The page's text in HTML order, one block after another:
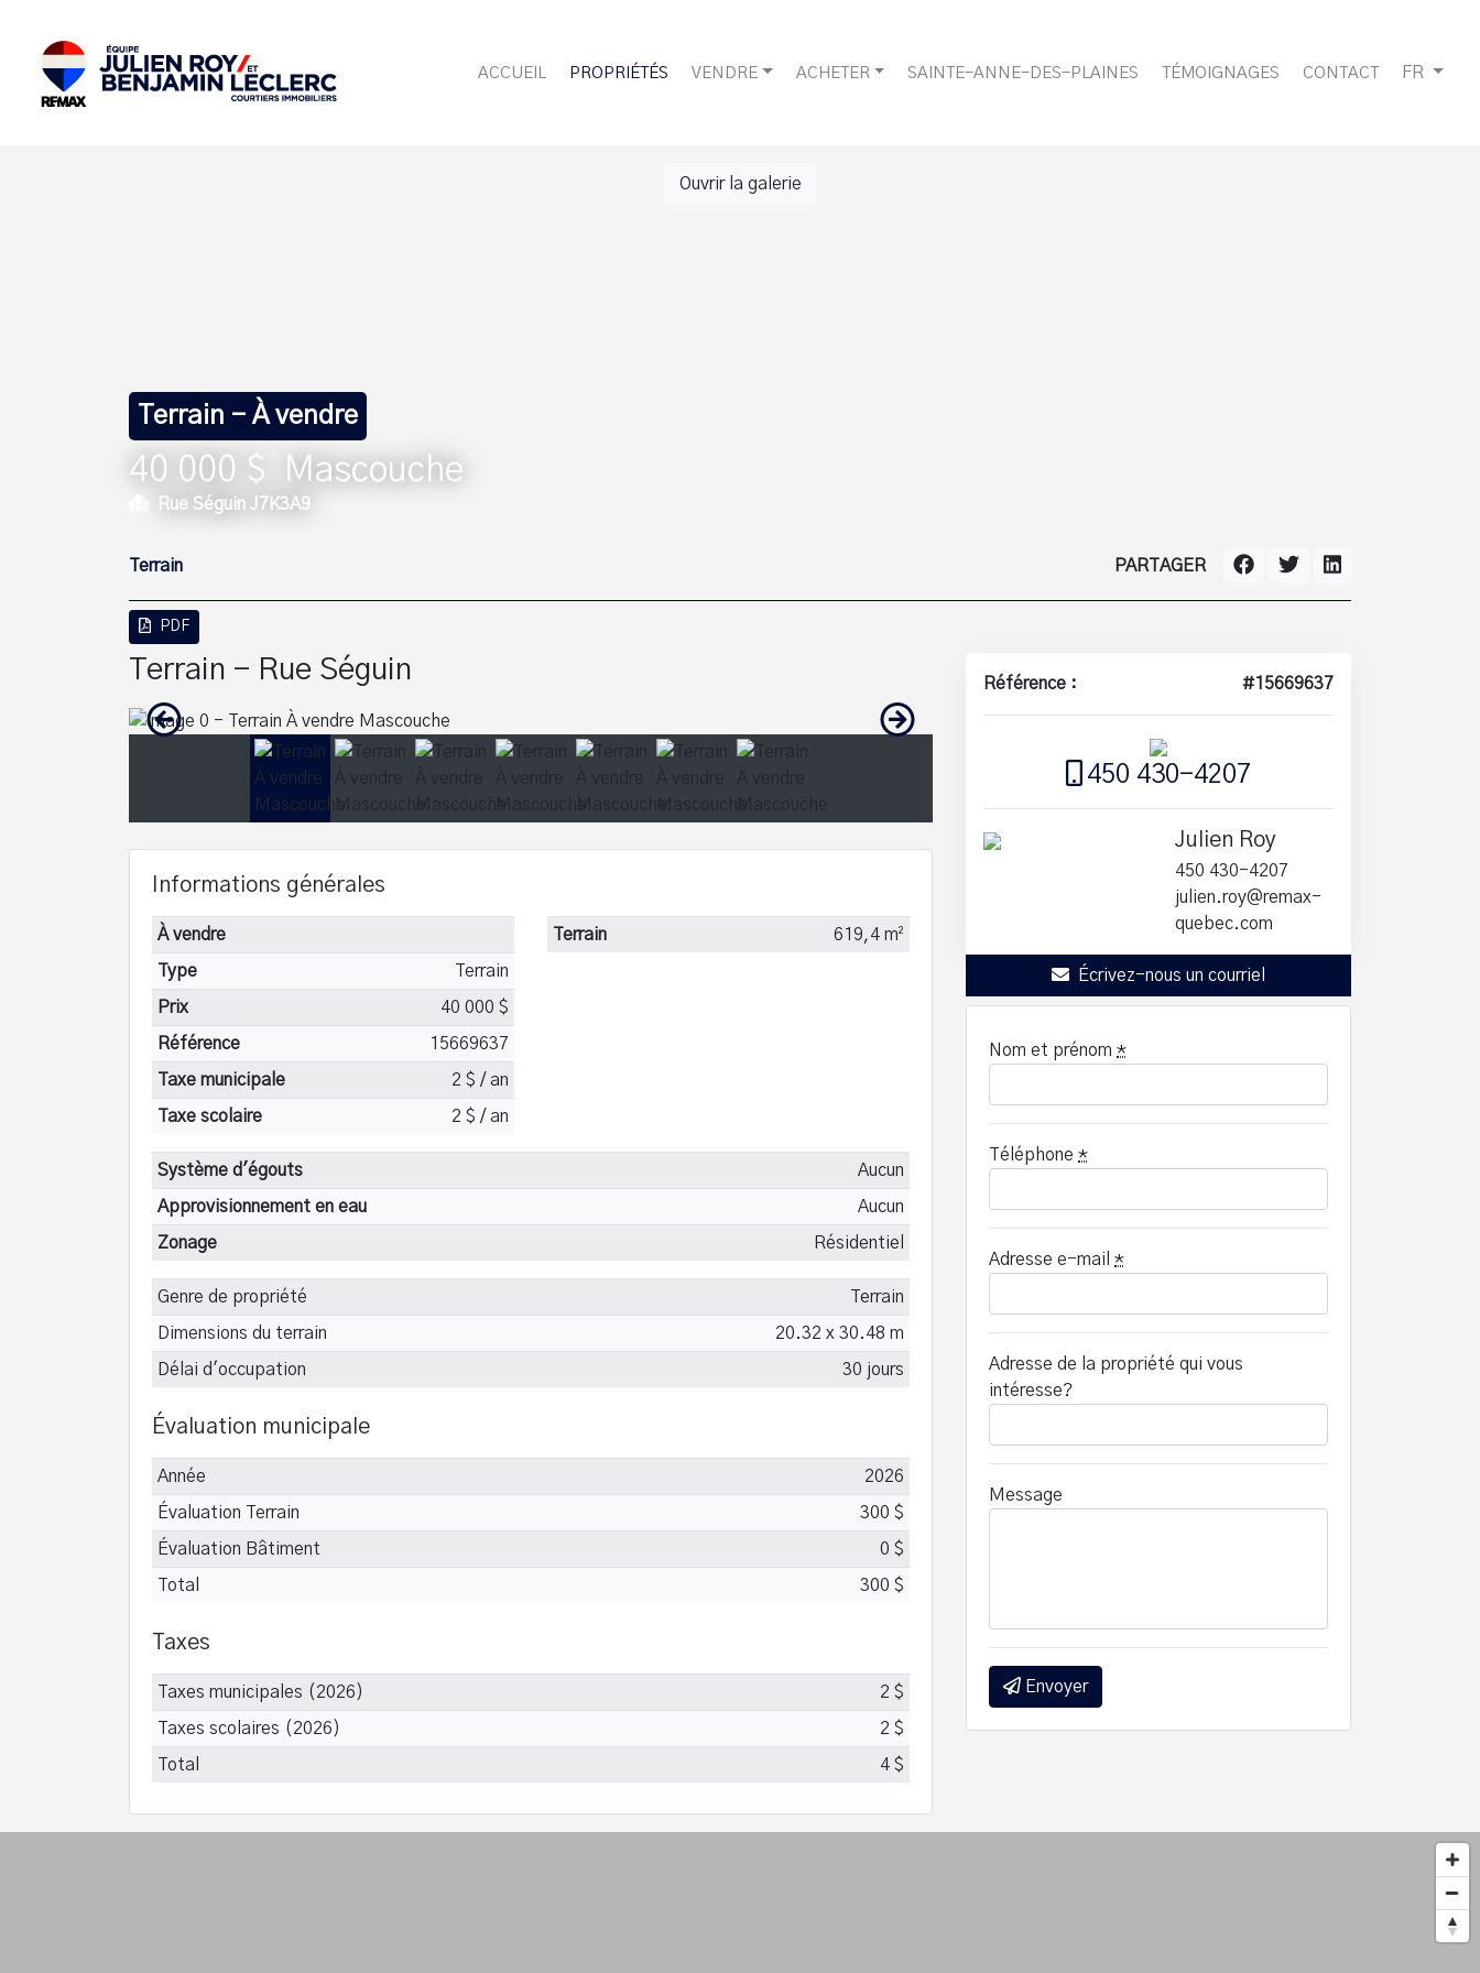
ACCUEIL PROPRIÉTÉS VENDRE ACHETER SAINTE-ANNE-DES-PLAINES TÉMOIGNAGES CONTACT FR
Ouvrir la galerie
Terrain - À vendre
40 000 $ Mascouche
Rue Séguin J7K3A9
Terrain PARTAGER
PDF
Terrain - Rue Séguin
Informations générales
À vendre
Type Terrain
Prix 40 000 $
Référence 15669637
Taxe municipale 2 $ / an
Taxe scolaire 2 $ / an
Terrain 619,4 m²
Système d'égouts Aucun
Approvisionnement en eau Aucun
Zonage Résidentiel
Genre de propriété Terrain
Dimensions du terrain 20.32 x 30.48 m
Délai d'occupation 30 jours
Évaluation municipale
Année 2026
Évaluation Terrain 300 $
Évaluation Bâtiment 0 $
Total 300 $
Taxes
Taxes municipales (2026) 2 $
Taxes scolaires (2026) 2 $
Total 4 $
Référence : #15669637
450 430-4207
Julien Roy
450 430-4207
julien.roy@remax-
quebec.com
Écrivez-nous un courriel
Nom et prénom *
Téléphone *
Adresse e-mail *
Adresse de la propriété qui vous
intéresse?
Message
Envoyer